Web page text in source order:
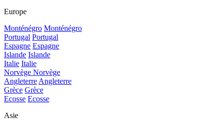
Europe
Monténégro Monténégro
Portugal Portugal
Espagne Espagne
Islande Islande
Italie Italie
Norvège Norvège
AngleterreAngleterre
Grèce Grèce
Ecosse Ecosse
Asie